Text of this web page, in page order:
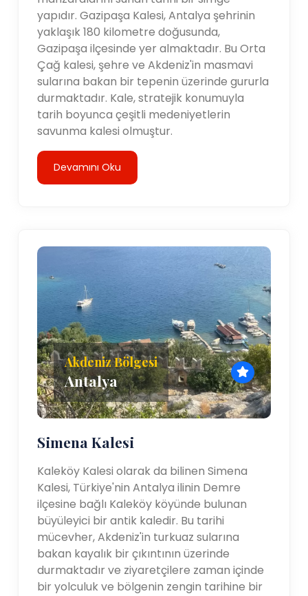
yapıdır. Gazipaşa Kalesi, Antalya şehrinin
yaklaşık 180 kilometre doğusunda,
Gazipaşa ilçesinde yer almaktadır. Bu Orta
Çağ kalesi, şehre ve Akdeniz'in masmavi
sularına bakan bir tepenin üzerinde gururla
durmaktadır. Kale, stratejik konumuyla
tarih boyunca çeşitli medeniyetlerin
savunma kalesi olmuştur.
Devamını Oku
Akdeniz Bölgesi
Antalya
Simena Kalesi
Kaleköy Kalesi olarak da bilinen Simena
Kalesi, Türkiye'nin Antalya ilinin Demre
ilçesine bağlı Kaleköy köyünde bulunan
büyüleyici bir antik kaledir. Bu tarihi
mücevher, Akdeniz'in turkuaz sularına
bakan kayalık bir çıkıntının üzerinde
durmaktadır ve ziyaretçilere zaman içinde
bir yolculuk ve bölgenin zengin tarihine bir